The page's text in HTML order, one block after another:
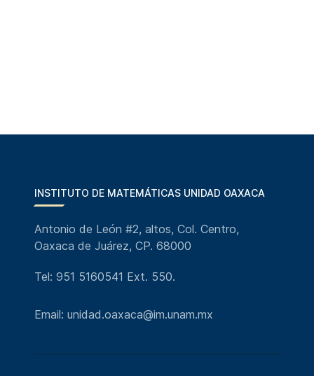
INSTITUTO DE MATEMÁTICAS UNIDAD OAXACA
Antonio de León #2, altos, Col. Centro,
Oaxaca de Juárez, CP. 68000
Tel: 951 5160541 Ext. 550.
Email: unidad.oaxaca@im.unam.mx